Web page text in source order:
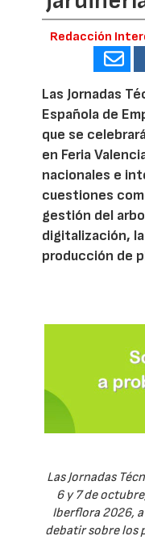
Redacción
Las Jornadas
Española de
que se
en Feria
nacionales e
cuestiones
gestión del
digitalización,
producción de
Las Jornadas
6 y 7 de
Iberflora 2026,
debatir sobre los